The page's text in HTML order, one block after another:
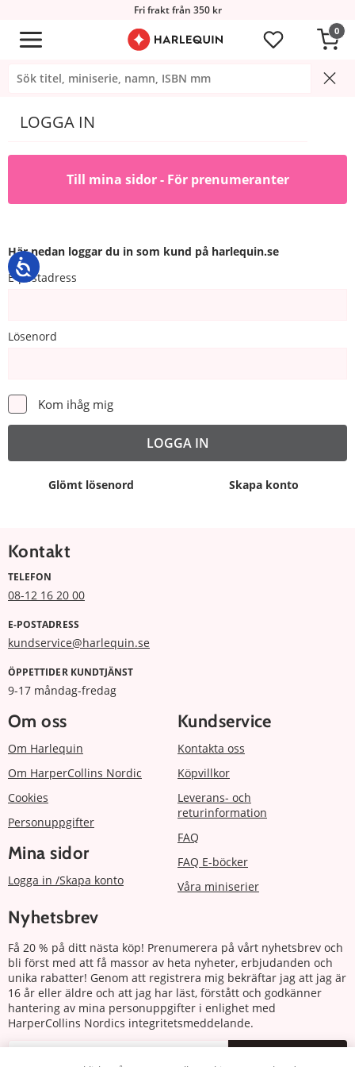
Fri frakt från 350 kr
0
LOGGA IN
Till mina sidor - För prenumeranter
Här nedan loggar du in som kund på harlequin.se
E-postadress
Lösenord
Kom ihåg mig
Glömt lösenord Skapa konto
Kontakt
TELEFON
08-12 16 20 00
E-POSTADRESS
kundservice@harlequin.se
ÖPPETTIDER KUNDTJÄNST
9-17 måndag-fredag
Om oss
Om Harlequin
Om HarperCollins Nordic
Cookies
Personuppgifter
Mina sidor
Logga in /Skapa konto
Kundservice
Kontakta oss
Köpvillkor
Leverans- och
returinformation
FAQ
FAQ E-böcker
Våra miniserier
Nyhetsbrev
Få 20 % på ditt nästa köp! Prenumerera på vårt nyhetsbrev och
bli först med att få massor av heta nyheter, erbjudanden och
unika rabatter! Genom att registrera mig bekräftar jag att jag är
16 år eller äldre och att jag har läst, förstått och godkänner
hantering av mina personuppgifter i enlighet med
HarperCollins Nordics integritetsmeddelande.